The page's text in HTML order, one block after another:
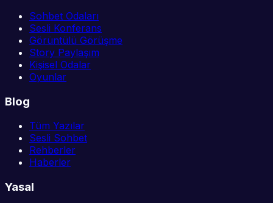
Sohbet Odaları
Sesli Konferans
Görüntülü Görüşme
Story Paylaşım
Kişisel Odalar
Oyunlar
Blog
Tüm Yazılar
Sesli Sohbet
Rehberler
Haberler
Yasal